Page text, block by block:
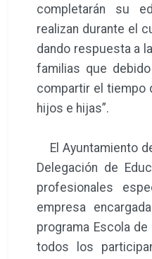
completarán su
realizan durante el
dando respuesta a
familias que
compartir el tiempo
hijos e hijas”.
El Ayuntamiento
Delegación de
profesionales
empresa
programa Escola
todos los